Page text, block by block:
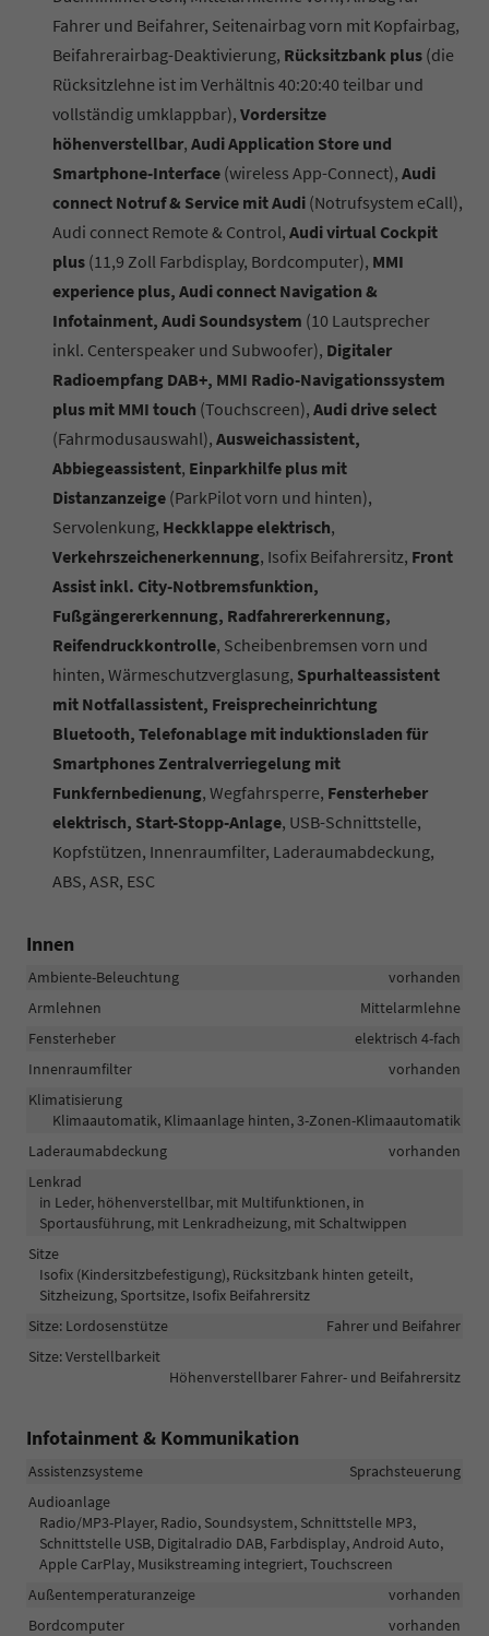
Fahrer und Beifahrer, Seitenairbag vorn mit Kopfairbag,
Beifahrerairbag-Deaktivierung, Rücksitzbank plus (die
Rücksitzlehne ist im Verhältnis 40:20:40 teilbar und
vollständig umklappbar), Vordersitze
höhenverstellbar, Audi Application Store und
Smartphone-Interface (wireless App-Connect), Audi
connect Notruf & Service mit Audi (Notrufsystem eCall),
Audi connect Remote & Control, Audi virtual Cockpit
plus (11,9 Zoll Farbdisplay, Bordcomputer), MMI
experience plus, Audi connect Navigation &
Infotainment, Audi Soundsystem (10 Lautsprecher
inkl. Centerspeaker und Subwoofer), Digitaler
Radioempfang DAB+, MMI Radio-Navigationssystem
plus mit MMI touch (Touchscreen), Audi drive select
(Fahrmodusauswahl), Ausweichassistent,
Abbiegeassistent, Einparkhilfe plus mit
Distanzanzeige (ParkPilot vorn und hinten),
Servolenkung, Heckklappe elektrisch,
Verkehrszeichenerkennung, Isofix Beifahrersitz, Front
Assist inkl. City-Notbremsfunktion,
Fußgängererkennung, Radfahrererkennung,
Reifendruckkontrolle, Scheibenbremsen vorn und
hinten, Wärmeschutzverglasung, Spurhalteassistent
mit Notfallassistent, Freisprecheinrichtung
Bluetooth, Telefonablage mit induktionsladen für
Smartphones Zentralverriegelung mit
Funkfernbedienung, Wegfahrsperre, Fensterheber
elektrisch, Start-Stopp-Anlage, USB-Schnittstelle,
Kopfstützen, Innenraumfilter, Laderaumabdeckung,
ABS, ASR, ESC
Innen
Ambiente-Beleuchtung
vorhanden
Armlehnen
Mittelarmlehne
Fensterheber
elektrisch 4-fach
Innenraumfilter
vorhanden
Klimatisierung
Klimaautomatik, Klimaanlage hinten, 3-Zonen-Klimaautomatik
Laderaumabdeckung
vorhanden
Lenkrad
in Leder, höhenverstellbar, mit Multifunktionen, in
Sportausführung, mit Lenkradheizung, mit Schaltwippen
Sitze
Isofix (Kindersitzbefestigung), Rücksitzbank hinten geteilt,
Sitzheizung, Sportsitze, Isofix Beifahrersitz
Sitze: Lordosenstütze
Fahrer und Beifahrer
Sitze: Verstellbarkeit
Höhenverstellbarer Fahrer- und Beifahrersitz
Infotainment & Kommunikation
Assistenzsysteme
Sprachsteuerung
Audioanlage
Radio/MP3-Player, Radio, Soundsystem, Schnittstelle MP3,
Schnittstelle USB, Digitalradio DAB, Farbdisplay, Android Auto,
Apple CarPlay, Musikstreaming integriert, Touchscreen
Außentemperaturanzeige
vorhanden
Bordcomputer
vorhanden